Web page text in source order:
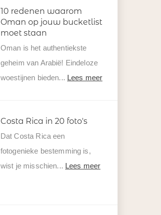
10 redenen waarom
Oman op jouw bucketlist
moet staan
Oman is het authentiekste
geheim van Arabië! Eindeloze
woestijnen bieden... Lees meer
Costa Rica in 20 foto's
Dat Costa Rica een
fotogenieke bestemming is,
wist je misschien... Lees meer